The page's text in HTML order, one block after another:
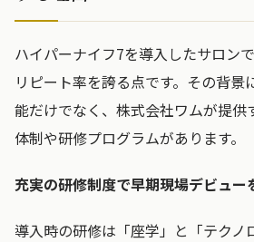
ハイパーナイフ7を導入したサロン
リピート率を誇る点です。その背景
能だけでなく、株式会社ワムが提供
体制や研修プログラムがあります。
充実の研修制度で早期現場デビュー
導入時の研修は「座学」と「テクノ